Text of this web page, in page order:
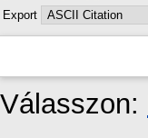
Export
Válasszon: